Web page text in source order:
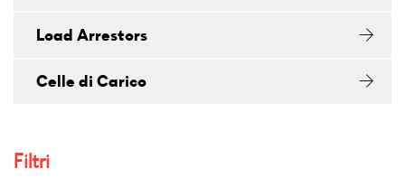
Load Arrestors
Celle di Carico
Filtri